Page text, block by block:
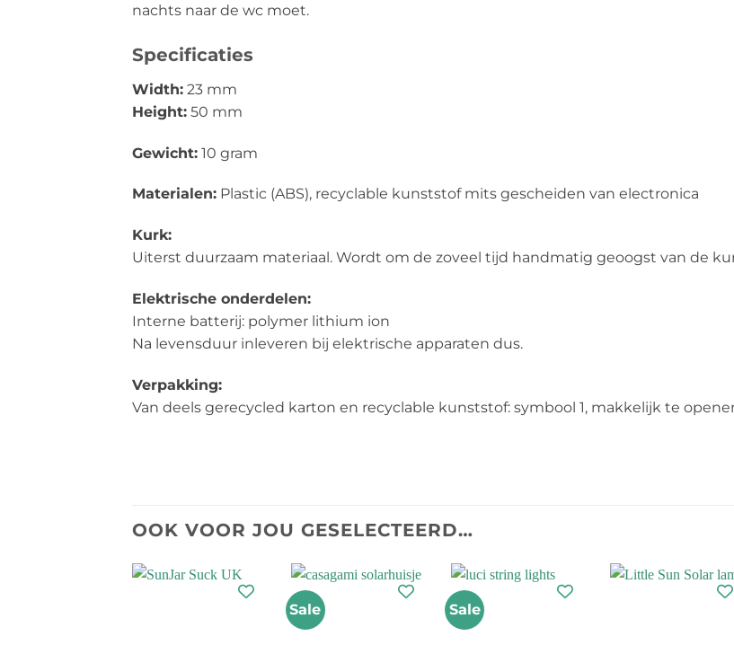
nachts naar de wc moet.
Specificaties
Width: 23 mm
Height: 50 mm
Gewicht: 10 gram
Materialen: Plastic (ABS), recyclable kunststof mits gescheiden van electronica
Kurk:
Uiterst duurzaam materiaal. Wordt om de zoveel tijd handmatig geoogst van de
Elektrische onderdelen:
Interne batterij: polymer lithium ion
Na levensduur inleveren bij elektrische apparaten dus.
Verpakking:
Van deels gerecycled karton en recyclable kunststof: symbool 1, makkelijk te
OOK VOOR JOU GESELECTEERD…
Sale Sale